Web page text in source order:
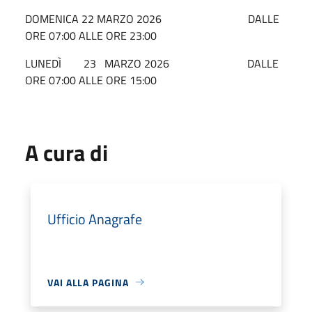
DOMENICA 22 MARZO 2026 DALLE
ORE 07:00 ALLE ORE 23:00
LUNEDÌ 23 MARZO 2026 DALLE
ORE 07:00 ALLE ORE 15:00
A cura di
Ufficio Anagrafe
VAI ALLA PAGINA